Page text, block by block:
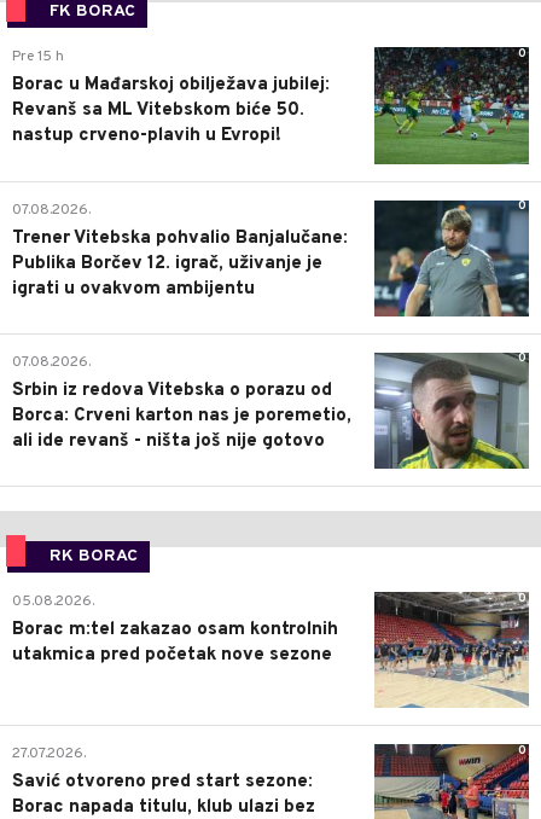
FK BORAC
0
Pre 15 h
Borac u Mađarskoj obilježava jubilej:
Revanš sa ML Vitebskom biće 50.
nastup crveno-plavih u Evropi!
0
07.08.2026.
Trener Vitebska pohvalio Banjalučane:
Publika Borčev 12. igrač, uživanje je
igrati u ovakvom ambijentu
0
07.08.2026.
Srbin iz redova Vitebska o porazu od
Borca: Crveni karton nas je poremetio,
ali ide revanš - ništa još nije gotovo
RK BORAC
0
05.08.2026.
Borac m:tel zakazao osam kontrolnih
utakmica pred početak nove sezone
0
27.07.2026.
Savić otvoreno pred start sezone:
Borac napada titulu, klub ulazi bez